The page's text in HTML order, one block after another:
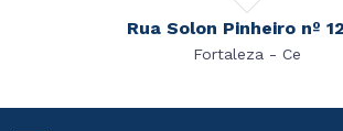
Rua Solon Pinheiro nº
Fortaleza - Ce